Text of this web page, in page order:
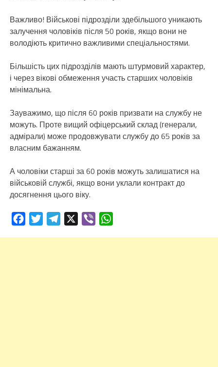
Важливо! Військові підрозділи здебільшого уникають
залучення чоловіків після 50 років, якщо вони не
володіють критично важливими спеціальностями.
Більшість цих підрозділів мають штурмовий характер,
і через вікові обмеження участь старших чоловіків
мінімальна.
Зауважимо, що після 60 років призвати на службу не
можуть. Проте вищий офіцерський склад (генерали,
адмірали) може продовжувати службу до 65 років за
власним бажанням.
А чоловіки старші за 60 років можуть залишатися на
військовій службі, якщо вони уклали контракт до
досягнення цього віку.
FacebookTwitterTelegram Viber